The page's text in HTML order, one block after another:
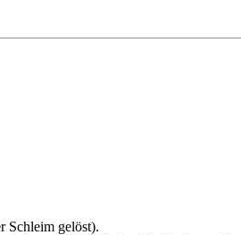
Schleim gelöst).